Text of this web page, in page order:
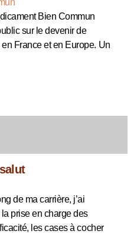
Bien Commun
sur le devenir de
en France et en Europe. Un
de ma carrière, j’ai
prise en charge des
les cases à cocher